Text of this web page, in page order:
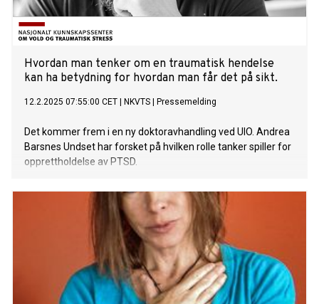
Hvordan man tenker om en traumatisk hendelse
kan ha betydning for hvordan man får det på sikt.
12.2.2025 07:55:00 CET NKVTS Pressemelding
Det kommer frem i en ny doktoravhandling ved UIO. Andrea
Barsnes Undset har forsket på hvilken rolle tanker spiller for
opprettholdelse av PTSD.